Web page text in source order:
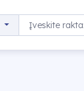
Paieška